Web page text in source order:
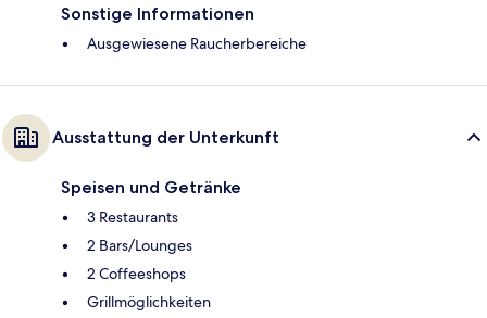
Sonstige Informationen
Ausgewiesene Raucherbereiche
Ausstattung der Unterkunft
Speisen und Getränke
3 Restaurants
2 Bars/Lounges
2 Coffeeshops
Grillmöglichkeiten